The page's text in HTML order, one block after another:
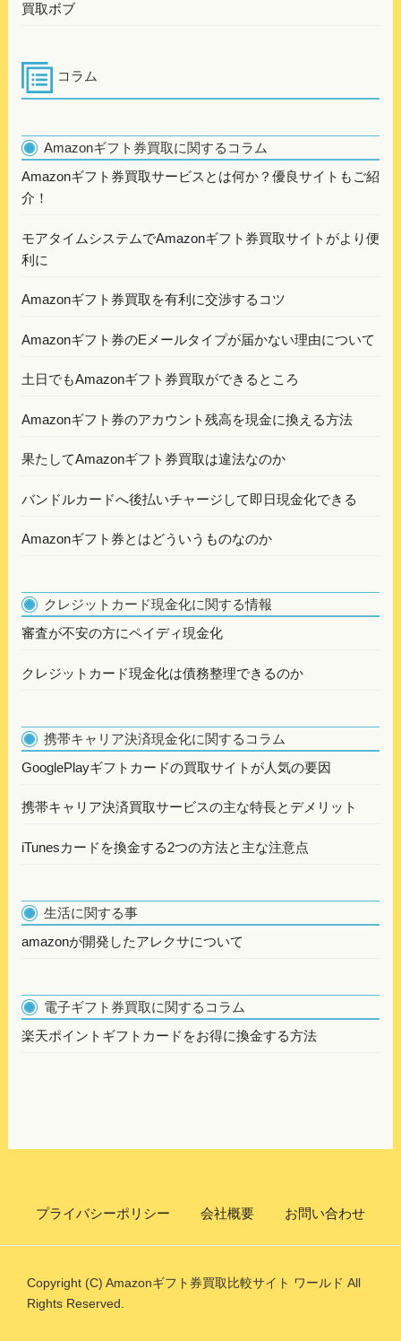
買取ボブ
コラム
Amazonギフト券買取に関するコラム
Amazonギフト券買取サービスとは何か？優良サイトもご紹
介！
モアタイムシステムでAmazonギフト券買取サイトがより便
利に
Amazonギフト券買取を有利に交渉するコツ
Amazonギフト券のEメールタイプが届かない理由について
土日でもAmazonギフト券買取ができるところ
Amazonギフト券のアカウント残高を現金に換える方法
果たしてAmazonギフト券買取は違法なのか
バンドルカードへ後払いチャージして即日現金化できる
Amazonギフト券とはどういうものなのか
クレジットカード現金化に関する情報
審査が不安の方にペイディ現金化
クレジットカード現金化は債務整理できるのか
携帯キャリア決済現金化に関するコラム
GooglePlayギフトカードの買取サイトが人気の要因
携帯キャリア決済買取サービスの主な特長とデメリット
iTunesカードを換金する2つの方法と主な注意点
生活に関する事
amazonが開発したアレクサについて
電子ギフト券買取に関するコラム
楽天ポイントギフトカードをお得に換金する方法
プライバシーポリシー 会社概要 お問い合わせ
Copyright (C) Amazonギフト券買取比較サイト ワールド All
Rights Reserved.